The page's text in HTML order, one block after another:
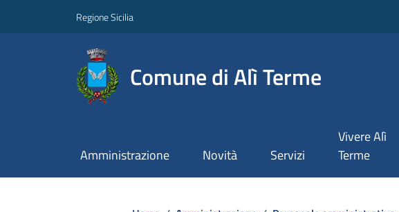
Regione Sicilia
Comune di Alì Terme
Amministrazione Novità Servizi
Vivere Alì
Terme